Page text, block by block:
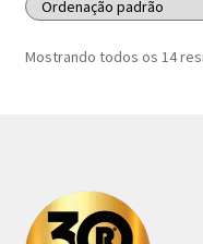
Mostrando todos os 14